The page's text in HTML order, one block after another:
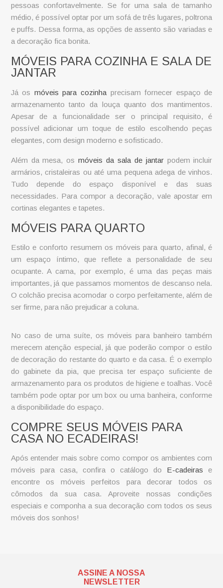
pessoas confortavelmente. Se for uma sala de tamanho
médio, é possível optar por um sofá de três lugares, poltrona
e puffs. Dessa forma, as opções de assento são variadas e
a decoração fica bonita.
MÓVEIS PARA COZINHA E SALA DE
JANTAR
Já os móveis para cozinha precisam fornecer espaço de
armazenamento tanto da louça quanto dos mantimentos.
Apesar de a funcionalidade ser o principal requisito, é
possível adicionar um toque de estilo escolhendo peças
elegantes, com design moderno e sofisticado.
Além da mesa, osmóveis da sala de jantarpodem incluir
armários, cristaleiras ou até uma pequena adega de vinhos.
Tudo depende do espaço disponível e das suas
necessidades. Para compor a decoração, vale apostar em
cortinas elegantes e tapetes.
MÓVEIS PARA QUARTO
Estilo e conforto resumem os móveis para quarto, afinal, é
um espaço íntimo, que reflete a personalidade de seu
ocupante. A cama, por exemplo, é uma das peças mais
importantes, já que passamos momentos de descanso nela.
O colchão precisa acomodar o corpo perfeitamente, além de
ser firme, para não prejudicar a coluna.
No caso de uma suíte, osmóveis para banheiro também
merecem atenção especial, já que poderão compor o estilo
de decoração do restante do quarto e da casa. É o exemplo
do gabinete da pia, que precisa ter espaço suficiente de
armazenamento para os produtos de higiene e toalhas. Você
também pode optar por um box ou uma banheira, conforme
a disponibilidade do espaço.
COMPRE SEUS MÓVEIS PARA
CASA NO ECADEIRAS!
Após entender mais sobre como compor os ambientes com
móveis para casa, confira o catálogo do E-cadeiras e
encontre os móveis perfeitos para decorar todos os
cômodos da sua casa. Aproveite nossas condições
especiais e componha a sua decoração com todos os seus
móveis dos sonhos!
ASSINE A NOSSA
NEWSLETTER